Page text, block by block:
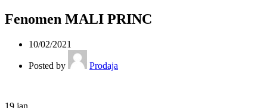
Fenomen MALI PRINC
10/02/2021
Posted by Prodaja